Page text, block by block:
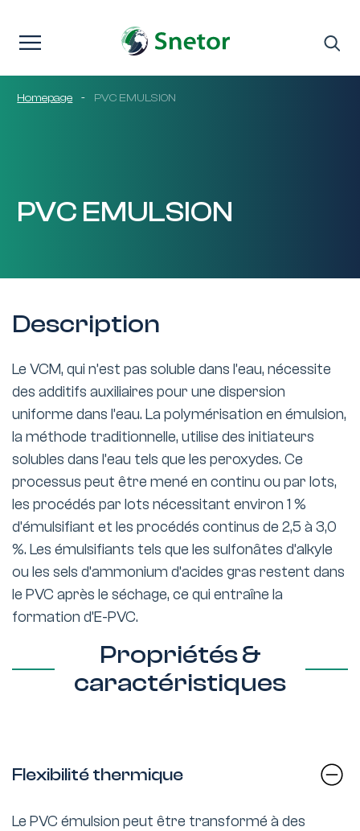
Homepage - PVC EMULSION
PVC EMULSION
Description
Le VCM, qui n’est pas soluble dans l’eau, nécessite
des additifs auxiliaires pour une dispersion
uniforme dans l’eau. La polymérisation en émulsion,
la méthode traditionnelle, utilise des initiateurs
solubles dans l’eau tels que les peroxydes. Ce
processus peut être mené en continu ou par lots,
les procédés par lots nécessitant environ 1 %
d’émulsifiant et les procédés continus de 2,5 à 3,0
%. Les émulsifiants tels que les sulfonâtes d’alkyle
ou les sels d’ammonium d’acides gras restent dans
le PVC après le séchage, ce qui entraîne la
formation d’E-PVC.
Propriétés &
caractéristiques
Flexibilité thermique
Le PVC émulsion peut être transformé à des